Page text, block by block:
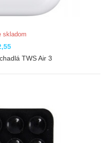
skladom
TWS Air 3